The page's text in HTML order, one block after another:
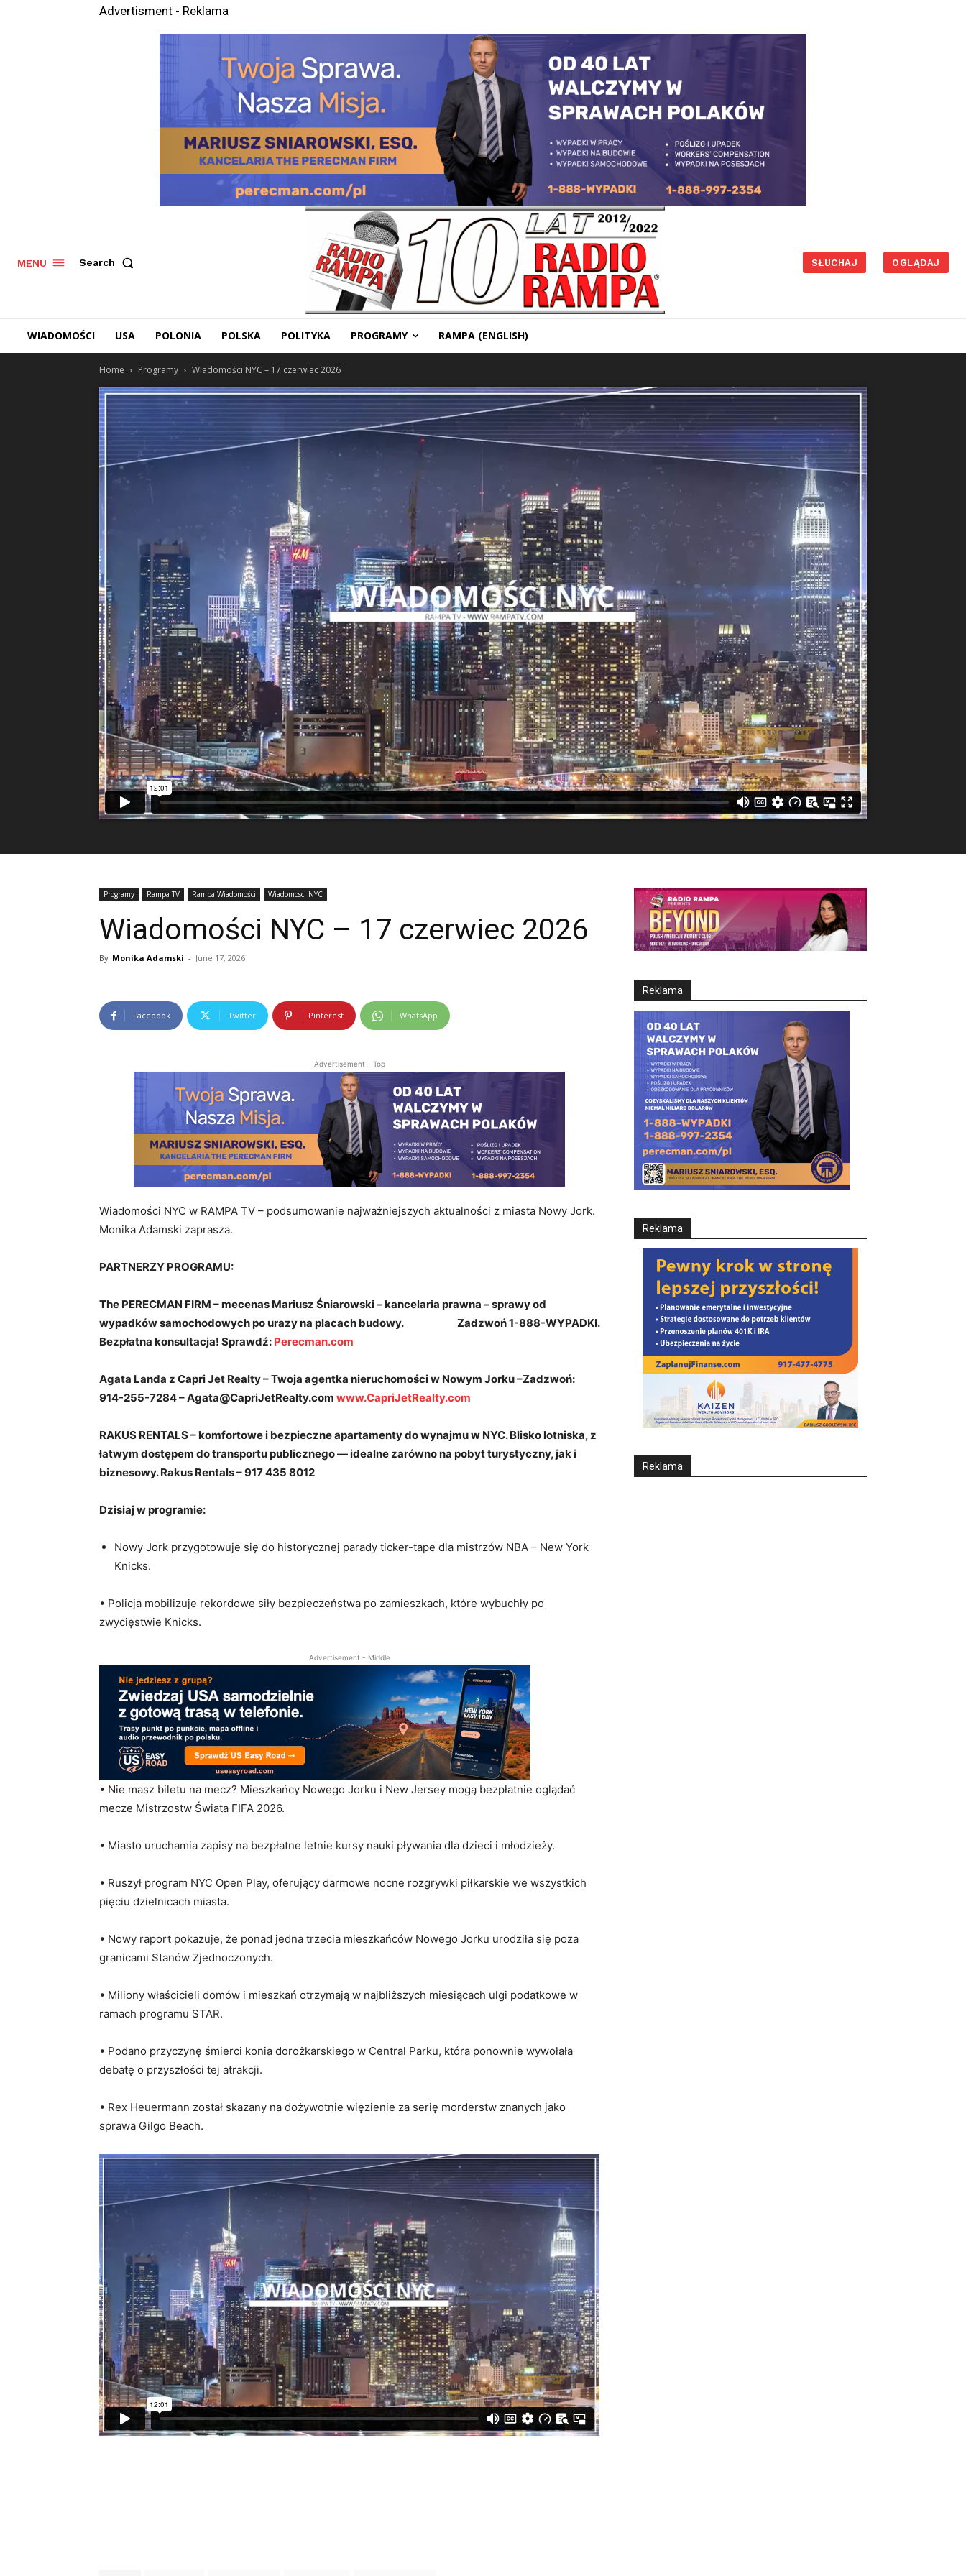
Monika Adamski
Editor in Chief at Radio RAMPA
Przeprowadziła wywiady m.in. z Prezydentami Polski, najwyższymi rangą politykami Nowego Jorku, przedstawicielami
Advertisment - Reklama
MENU Search SŁUCHAJ OGLĄDAJ
WIADOMOŚCI USA POLONIA POLSKA POLITYKA PROGRAMY RAMPA (ENGLISH)
Home Programy Wiadomości NYC – 17 czerwiec 2026
Programy Rampa TV Rampa Wiadomości Wiadomosci NYC
Wiadomości NYC – 17 czerwiec 2026
By Monika Adamski - June 17, 2026
Facebook Twitter Pinterest WhatsApp
Advertisement - Top
Wiadomości NYC w RAMPA TV – podsumowanie najważniejszych aktualności z miasta Nowy Jork.
Monika Adamski zaprasza.
PARTNERZY PROGRAMU:
The PERECMAN FIRM – mecenas Mariusz Śniarowski – kancelaria prawna – sprawy od
wypadków samochodowych po urazy na placach budowy. Zadzwoń 1-888-WYPADKI.
Bezpłatna konsultacja! Sprawdź: Perecman.com
Agata Landa z Capri Jet Realty – Twoja agentka nieruchomości w Nowym Jorku –Zadzwoń:
914-255-7284 –Agata@CapriJetRealty.com www.CapriJetRealty.com
RAKUS RENTALS – komfortowe i bezpieczne apartamenty do wynajmu w NYC. Blisko lotniska, z
łatwym dostępem do transportu publicznego — idealne zarówno na pobyt turystyczny, jak i
biznesowy.Rakus Rentals – 917 435 8012
Dzisiaj w programie:
Nowy Jork przygotowuje się do historycznej parady ticker-tape dla mistrzów NBA – New York
Knicks.
• Policja mobilizuje rekordowe siły bezpieczeństwa po zamieszkach, które wybuchły po
zwycięstwie Knicks.
Advertisement - Middle
• Nie masz biletu na mecz? Mieszkańcy Nowego Jorku i New Jersey mogą bezpłatnie oglądać
mecze Mistrzostw Świata FIFA 2026.
• Miasto uruchamia zapisy na bezpłatne letnie kursy nauki pływania dla dzieci i młodzieży.
• Ruszył program NYC Open Play, oferujący darmowe nocne rozgrywki piłkarskie we wszystkich
pięciu dzielnicach miasta.
• Nowy raport pokazuje, że ponad jedna trzecia mieszkańców Nowego Jorku urodziła się poza
granicami Stanów Zjednoczonych.
• Miliony właścicieli domów i mieszkań otrzymają w najbliższych miesiącach ulgi podatkowe w
ramach programu STAR.
• Podano przyczynę śmierci konia dorożkarskiego w Central Parku, która ponownie wywołała
debatę o przyszłości tej atrakcji.
• Rex Heuermann został skazany na dożywotnie więzienie za serię morderstw znanych jako
sprawa Gilgo Beach.
Reklama
Reklama
Reklama